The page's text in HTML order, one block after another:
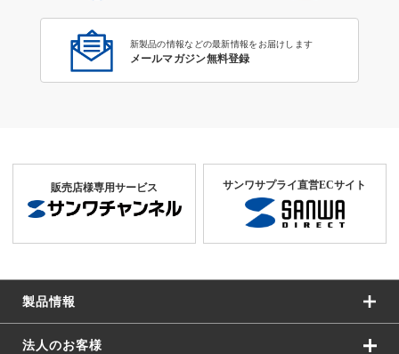
新製品の情報などの最新情報をお届けします
メールマガジン無料登録
販売店様専用サービス サンワサプライ直営ECサイト
製品情報
法人のお客様